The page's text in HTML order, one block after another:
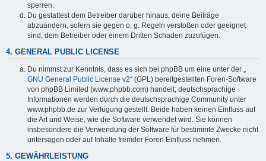
sperren.
Du gestattest dem Betreiber darüber hinaus, deine Beiträge
abzuändern, sofern sie gegen o. g. Regeln verstoßen oder geeignet
sind, dem Betreiber oder einem Dritten Schaden zuzufügen.
4. GENERAL PUBLIC LICENSE
Du nimmst zur Kenntnis, dass es sich bei phpBB um eine unter der „
GNU General Public License v2“ (GPL) bereitgestellten Foren-Software
von phpBB Limited (www.phpbb.com) handelt; deutschsprachige
Informationen werden durch die deutschsprachige Community unter
www.phpbb.de zur Verfügung gestellt. Beide haben keinen Einfluss auf
die Art und Weise, wie die Software verwendet wird. Sie können
insbesondere die Verwendung der Software für bestimmte Zwecke nicht
untersagen oder auf Inhalte fremder Foren Einfluss nehmen.
5. GEWÄHRLEISTUNG